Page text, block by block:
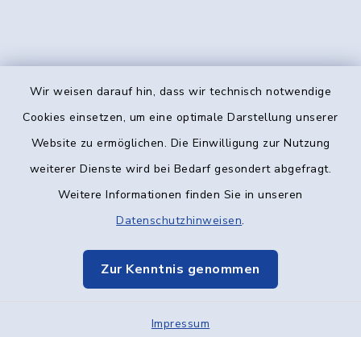
Wir weisen darauf hin, dass wir technisch notwendige
Cookies einsetzen, um eine optimale Darstellung unserer
Website zu ermöglichen. Die Einwilligung zur Nutzung
weiterer Dienste wird bei Bedarf gesondert abgefragt.
Weitere Informationen finden Sie in unseren
Datenschutzhinweisen.
Zur Kenntnis genommen
Impressum
Kontakt
Datenschutz
Elektronische Kommunikation
Sitemap